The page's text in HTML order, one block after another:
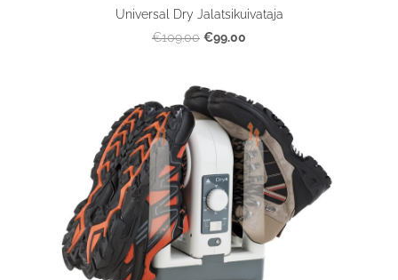
Universal Dry Jalatsikuivataja
€109.00 €99.00